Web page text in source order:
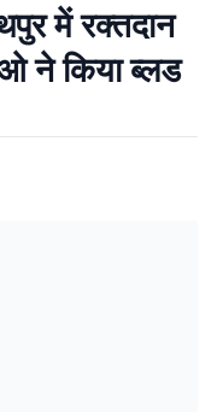
में रक्तदान
ने किया ब्लड